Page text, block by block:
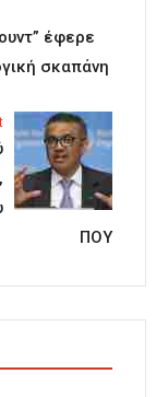
έφερε
σκαπάνη
ΠΟΥ